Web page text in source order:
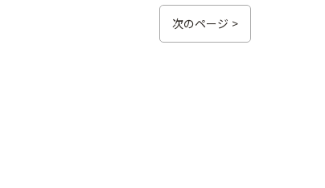
次のページ >